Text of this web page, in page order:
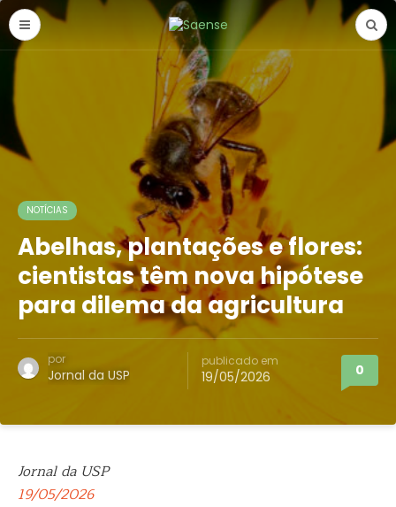
NOTÍCIAS
Abelhas, plantações e flores:
cientistas têm nova hipótese
para dilema da agricultura
por
Jornal da USP
publicado em
19/05/2026 0
Jornal da USP
19/05/2026